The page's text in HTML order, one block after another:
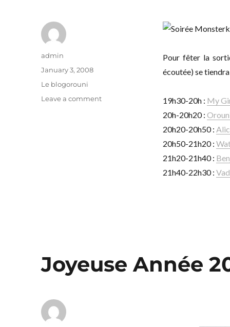
Pour fêter la
écoutée) se
19h30-20h : My
20h-20h20 :
20h20-20h50 :
20h50-21h20 :
21h20-21h40 :
21h40-22h30 :
Author
admin
Posted
on
January 3, 2008
Categories
Le blogorouni
Leave a commenton
Joyeuse Année